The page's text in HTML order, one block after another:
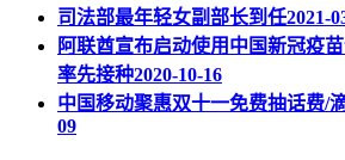
司法部最年轻女副部长到任2021-
阿联酋宣布启动使用中国新冠疫
率先接种2020-10-16
中国移动聚惠双十一免费抽话费/
09